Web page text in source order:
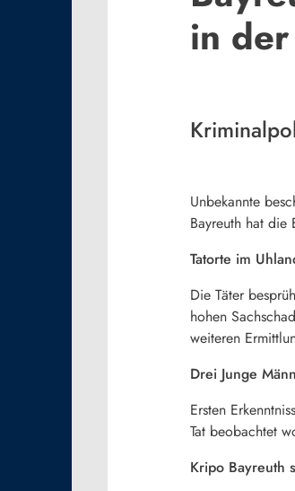
in
Unbekannte
Bayreuth hat
Tatorte im
Die Täter
hohen
weiteren
Drei Junge
Ersten
Tat beobachtet
Kripo Bayreuth